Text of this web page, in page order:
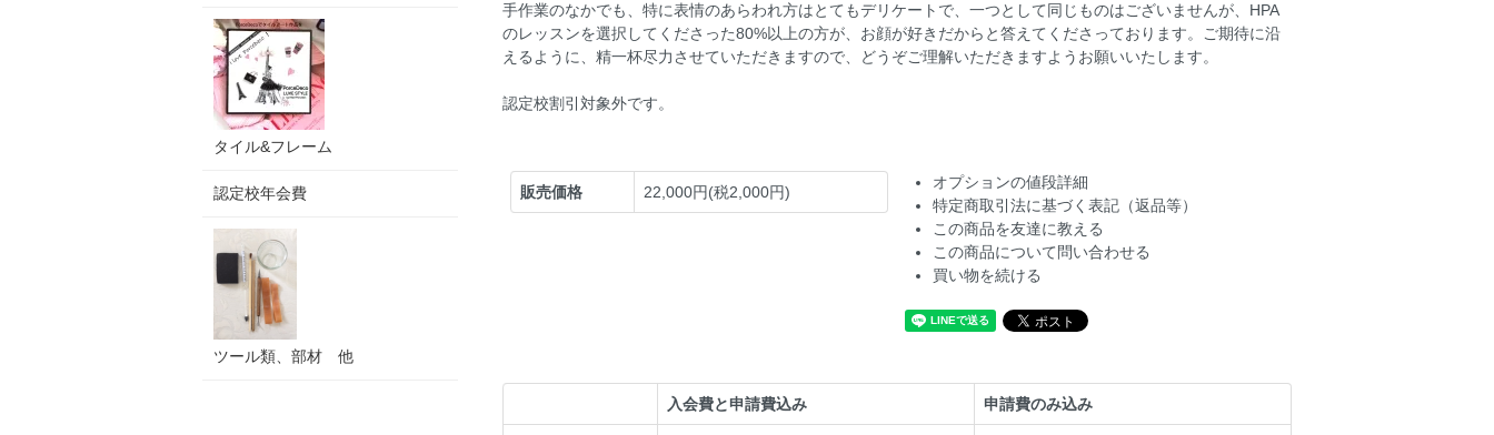
手作業のなかでも、特に表情のあらわれ方はとてもデリケートで、一つとして同じものはございませんが、HPA
のレッスンを選択してくださった80%以上の方が、お顔が好きだからと答えてくださっております。ご期待に沿
えるように、精一杯尽力させていただきますので、どうぞご理解いただきますようお願いいたします。
認定校割引対象外です。
販売価格 22,000円(税2,000円)
オプションの値段詳細
特定商取引法に基づく表記（返品等）
この商品を友達に教える
この商品について問い合わせる
買い物を続ける
入会費と申請費込み 申請費のみ込み
タイル&フレーム
認定校年会費
ツール類、部材 他